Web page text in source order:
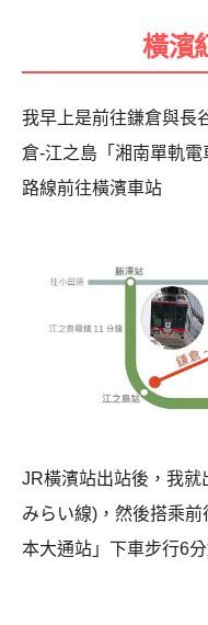
橫濱
我早上是前往鎌倉與長
倉-江之島「湘南單軌
路線前往橫濱車站
JR橫濱站出站後，我就
みらい線)，然後搭乘
本大通站」下車步行6